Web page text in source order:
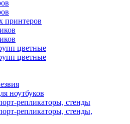
принтеров
цветные
цветные
ноутбуков
репликаторы, стенды
репликаторы, стенды,